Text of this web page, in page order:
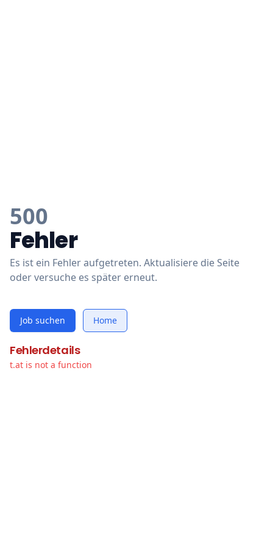
500
Fehler
Es ist ein Fehler aufgetreten. Aktualisiere die Seite
oder versuche es später erneut.
Job suchen Home
Fehlerdetails
t.at is not a function